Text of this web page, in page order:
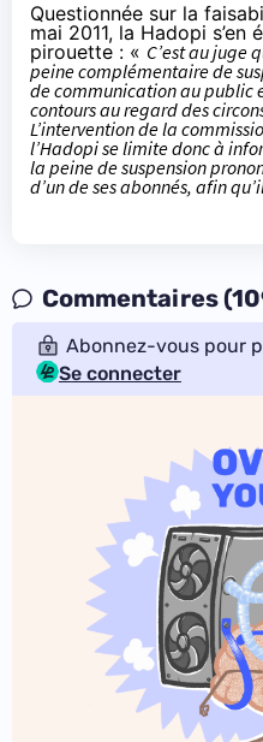
Questionnée sur la
mai 2011, la Hadopi s’en
pirouette : « C’est au juge
peine complémentaire de
de communication au public
contours au regard des
L’intervention de la
l’Hadopi se limite donc à
la peine de suspension
d’un de ses abonnés, afin
Commentaires
Abonnez-vous pour
Se connecter